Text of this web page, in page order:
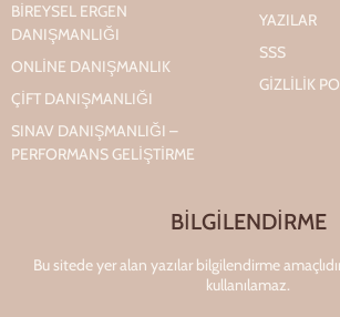
BIREYSEL ERGEN
DANIŞMANLIĞI
ONLINE DANIŞMANLIK
ÇIFT DANIŞMANLIĞI
SINAV DANIŞMANLIĞI –
PERFORMANS GELIŞTIRME
YAZILAR
SSS
GİZLİLİK
BİLGİLENDİRME
Bu sitede yer alan yazılar bilgilendirme
kullanılamaz.